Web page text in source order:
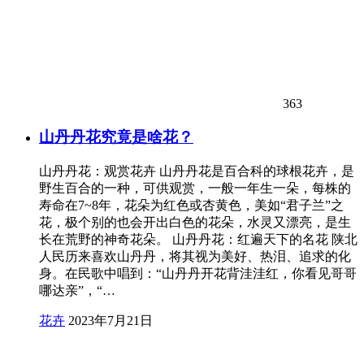
363
山丹丹花究竟是啥花？
山丹丹花：观赏花卉 山丹丹花是百合科的球根花卉，是
野生百合的一种，可供观赏，一般一年生一朵，每株的
寿命在7~8年，花朵为红色或杏黄色，美如“君子兰”之
花，极个别的也会开出白色的花朵，水灵又漂亮，是生
长在荒野的神奇花朵。 山丹丹花：红遍天下的名花 陕北
人民历来喜欢山丹丹，将其视为美好、热泪、追求的化
身。在民歌中唱到：“山丹丹开花背洼洼红，你看见哥哥
哪达亲”，“…
花卉 2023年7月21日